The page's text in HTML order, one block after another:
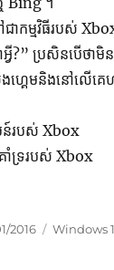
ជាកម្មវិធីរបស់
?” ប្រសិនបើថាមិ
េងហ្គេមនិងនៅលើគ
ន៍របស់ Xbox
ទ្ររបស់ Xbox
2016 Windows